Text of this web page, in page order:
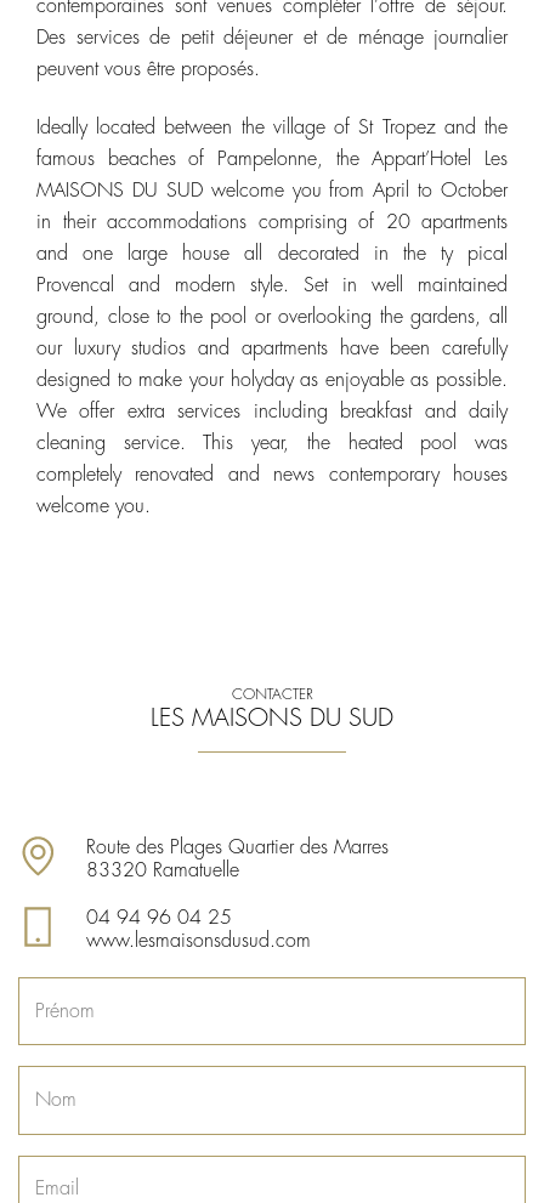
contemporaines sont venues compléter l’offre de séjour.
Des services de petit déjeuner et de ménage journalier
peuvent vous être proposés.
Ideally located between the village of St Tropez and the
famous beaches of Pampelonne, the Appart’Hotel Les
MAISONS DU SUD welcome you from April to October
in their accommodations comprising of 20 apartments
and one large house all decorated in the ty pical
Provencal and modern style. Set in well maintained
ground, close to the pool or overlooking the gardens, all
our luxury studios and apartments have been carefully
designed to make your holyday as enjoyable as possible.
We offer extra services including breakfast and daily
cleaning service. This year, the heated pool was
completely renovated and news contemporary houses
welcome you.
CONTACTER
LES MAISONS DU SUD
Route des Plages Quartier des Marres
83320 Ramatuelle
04 94 96 04 25
www.lesmaisonsdusud.com